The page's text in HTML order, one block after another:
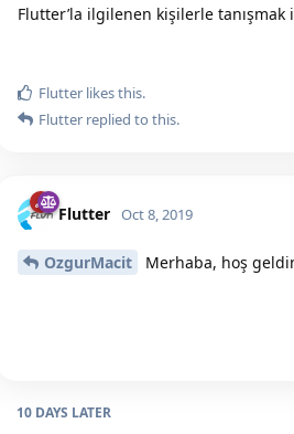
Flutter’la ilgilenen kişilerle tanışmak
Flutter likes this.
Flutter replied to this.
Flutter Oct 8, 2019
OzgurMacit Merhaba, hoş
10 DAYS LATER